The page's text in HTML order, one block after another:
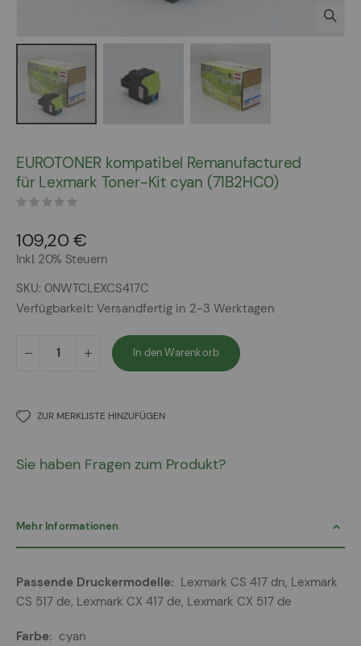
der
Bildergalerie
springen
EUROTONER kompatibel Remanufactured
für Lexmark Toner-Kit cyan (71B2HC0)
109,20 €
Inkl. 20% Steuern
SKU 0NWTCLEXCS417C
Verfügbarkeit: Versandfertig in 2-3 Werktagen
In den Warenkorb
ZUR MERKLISTE HINZUFÜGEN
Sie haben Fragen zum Produkt?
Mehr Informationen
Mehr
Informationen
Lexmark CS 417 dn, Lexmark
CS 517 de, Lexmark CX 417 de, Lexmark CX 517 de
cyan